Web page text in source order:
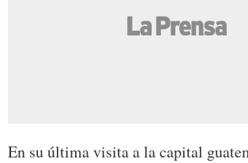
En su última visita a la capital